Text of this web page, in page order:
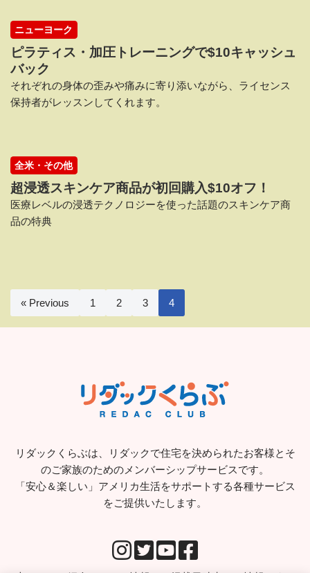
ニューヨーク
ピラティス・加圧トレーニングで$10キャッシュ
バック
それぞれの身体の歪みや痛みに寄り添いながら、ライセンス
保持者がレッスンしてくれます。
全米・その他
超浸透スキンケア商品が初回購入$10オフ！
医療レベルの浸透テクノロジーを使った話題のスキンケア商
品の特典
« Previous 1 2 3 4
リダックくらぶは、リダックで住宅を決められたお客様とそ
のご家族のためのメンバーシップサービスです。
「安心＆楽しい」アメリカ生活をサポートする各種サービス
をご提供いたします。